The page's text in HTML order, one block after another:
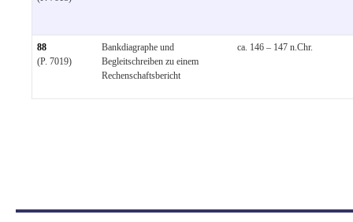
88
(P. 7019)
Bankdiagraphe und
Begleitschreiben zu einem
Rechenschaftsbericht
ca. 146 – 147 n.Chr.